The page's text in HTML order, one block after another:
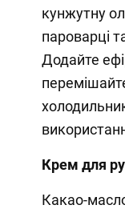
кунжутну
пароварці
Додайте
Крем для
Какао-